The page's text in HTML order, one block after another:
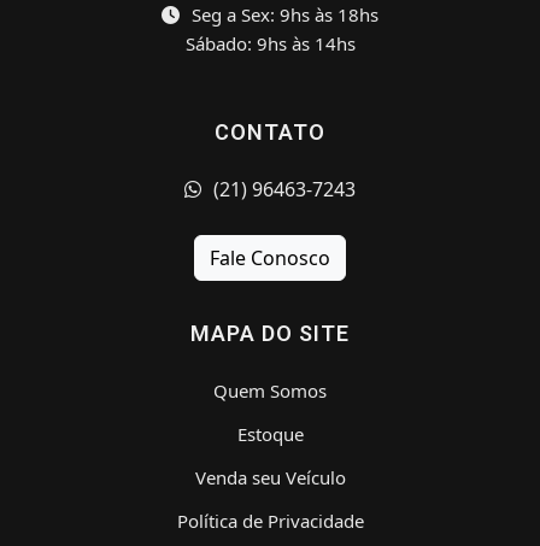
Seg a Sex: 9hs às 18hs
Sábado: 9hs às 14hs
CONTATO
(21) 96463-7243
Fale Conosco
MAPA DO SITE
Quem Somos
Estoque
Venda seu Veículo
Política de Privacidade